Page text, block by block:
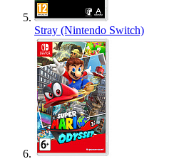
Stray (Nintendo Switch)